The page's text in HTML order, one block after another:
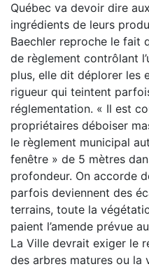
Québec va devoir dire
ingrédients de leurs
Baechler reproche le fait
de règlement contrôlant
plus, elle dit déplorer les
rigueur qui teintent
réglementation. « Il est
propriétaires déboiser
le règlement municipal
fenêtre » de 5 mètres
profondeur. On accorde
parfois deviennent des
terrains, toute la
paient l’amende prévue
La Ville devrait exiger le
des arbres matures ou la